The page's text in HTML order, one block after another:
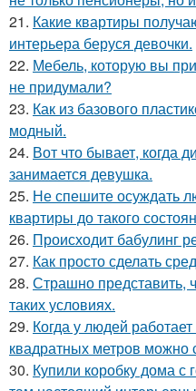
21. Какие квартиры
интерьера беруся девочки.
22. Мебель, которую вы
не придумали?
23. Как из базового
модный.
24. Вот что бывает, когда
занимается девушка.
25. Не спешите осуждать
квартиры до такого
26. Происходит бабулинг
27. Как просто сделать
28. Страшно представить,
таких условиях.
29. Когда у людей
квадратных метров можно
30. Купили коробку дома с